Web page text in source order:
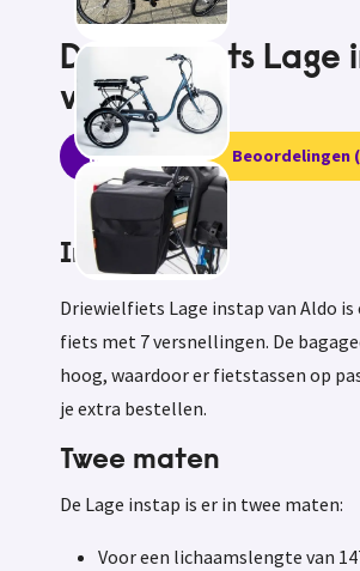
Driewielfiets Lage
van Aldo
Informatie Beoordelingen
Informatie
Driewielfiets Lage instap van Aldo is
fiets met 7 versnellingen. De
hoog, waardoor er fietstassen op
je extra bestellen.
Twee maten
De Lage instap is er in twee maten:
Voor een lichaamslengte van